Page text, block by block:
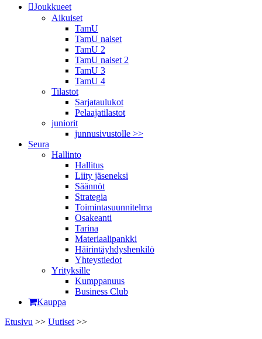
Joukkueet
Aikuiset
TamU
TamU naiset
TamU 2
TamU naiset 2
TamU 3
TamU 4
Tilastot
Sarjataulukot
Pelaajatilastot
juniorit
junnusivustolle >>
Seura
Hallinto
Hallitus
Liity jäseneksi
Säännöt
Strategia
Toimintasuunnitelma
Osakeanti
Tarina
Materiaalipankki
Häirintä­yhdyshenkilö
Yhteystiedot
Yrityksille
Kumppanuus
Business Club
Kauppa
Etusivu >> Uutiset >>